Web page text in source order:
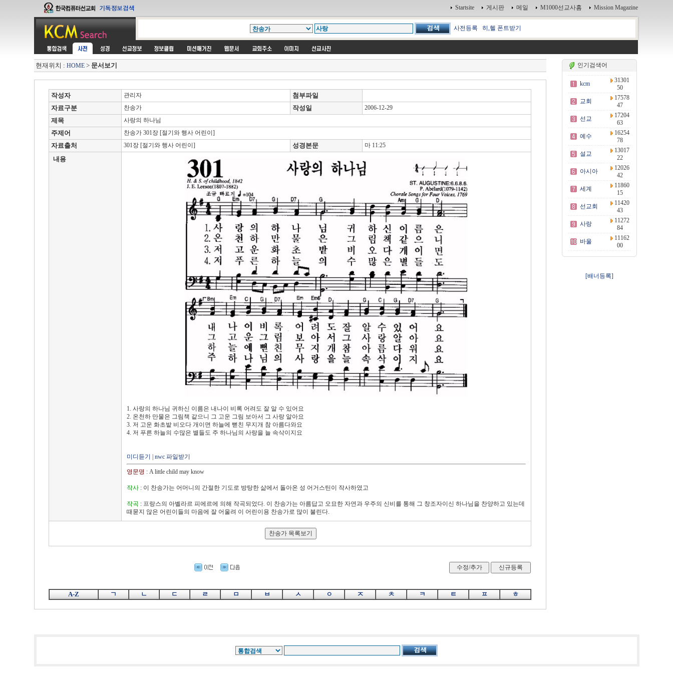
Startsite 게시판 메일 M1000선교사홈 Mission Magazine
사전등록 히,헬 폰트받기
현재위치 : HOME> 문서보기
작성자 관리자
첨부파일
자료구분
찬송가 작성일 2006-12-29
제목 사랑의 하나님
주제어 찬송가 301장 [절기와 행사 어린이]
자료출처 301장 [절기와 행사 어린이] 성경본문 마 11:25
내용
1. 사랑의 하나님 귀하신 이름은 내나이 비록 어려도 잘 알 수 있어요
2. 온천하 만물은 그림책 같으니 그 고운 그림 보아서 그 사랑 알아요
3. 저 고운 화초밭 비오다 개이면 하늘에 뻗친 무지개 참 아름다와요
4. 저 푸른 하늘의 수많은 별들도 주 하나님의 사랑을 늘 속삭이지요
미디듣기 nwc 파일받기
영문명 : A little child may know
작사 : 이 찬송가는 어머니의 간절한 기도로 방탕한 삶에서 돌아온 성 어거스틴이 작사하였고
작곡 : 프랑스의 아벨라르 피에르에 의해 작곡되었다. 이 찬송가는 아름답고 오묘한 자연과 우주의 신비를 통해 그 창조자이신 하나님을 찬양하고 있는데
때묻지 않은 어린이들의 마음에 잘 어울려 이 어린이용 찬송가로 많이 불린다.
A-Z ㄱ ㄴ ㄷ ㄹ ㅁ ㅂ ㅅ ㅇ ㅈ ㅊ ㅋ ㅌ ㅍ ㅎ
인기검색어
kcm
31301
50
교회
17578
47
선교
17204
63
예수
16254
78
설교
13017
22
아시아
12026
42
세계
11860
15
선교회
11420
43
사랑
11272
84
바울
11162
00
[배너등록]